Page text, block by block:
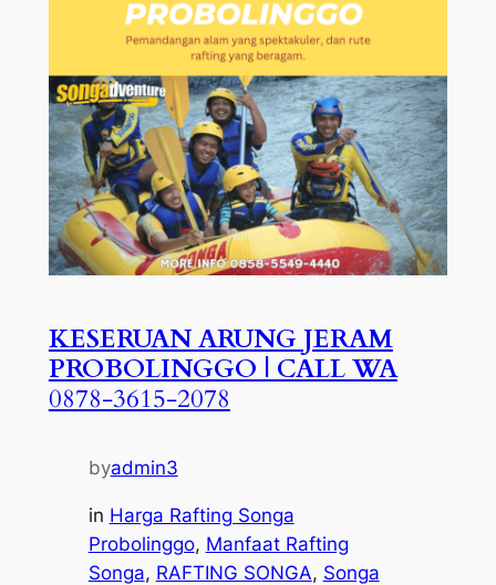
KESERUAN ARUNG JERAM
PROBOLINGGO | CALL WA
0878-3615-2078
byadmin3
in Harga Rafting Songa
Probolinggo, Manfaat Rafting
Songa, RAFTING SONGA, Songa